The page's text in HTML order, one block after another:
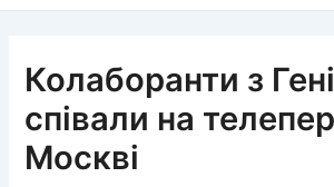
Колаборанти з
співали на
Москві